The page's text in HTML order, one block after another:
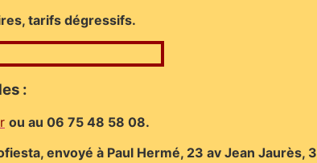
tarifs dégressifs.
:
ou au 06 75 48 58 08.
envoyé à Paul Hermé, 23 av Jean Jaurès,